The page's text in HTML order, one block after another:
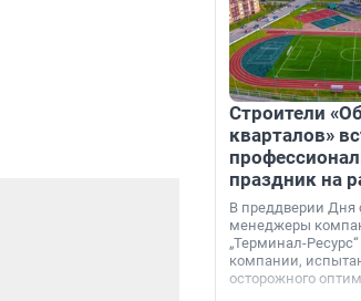
Строители
кварталов»
праздник на
В преддверии Дня
менеджеры
„Терминал-
компании,
осторожного